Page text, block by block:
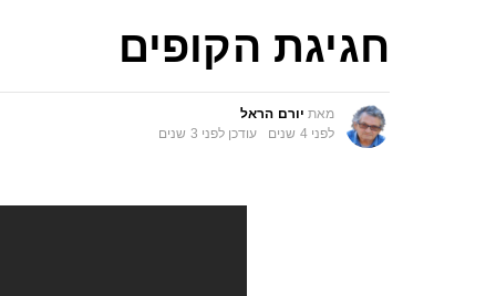
חגיגת הקופים
מאת יורם הראל
לפני 4 שנים
עודכןלפני 3 שנים